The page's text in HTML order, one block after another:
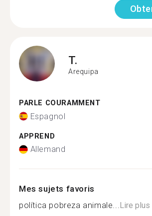
T.
Arequipa
PARLE COURAMMENT
Espagnol
APPREND
Allemand
Mes sujets favoris
política pobreza animale...Lire plus